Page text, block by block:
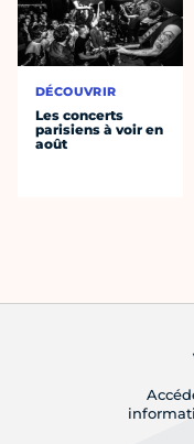
DÉCOUVRIR
Les concerts
parisiens à voir en
août